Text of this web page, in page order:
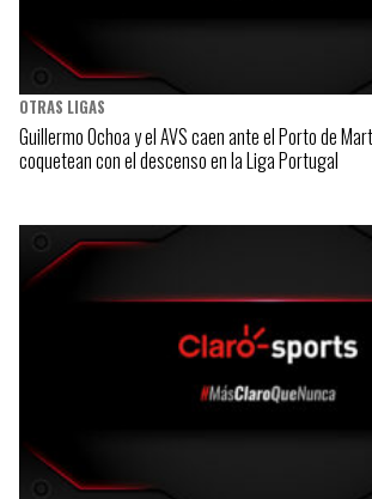
OTRAS LIGAS
Guillermo Ochoa y el AVS caen ante el Porto de
coquetean con el descenso en la Liga Portugal